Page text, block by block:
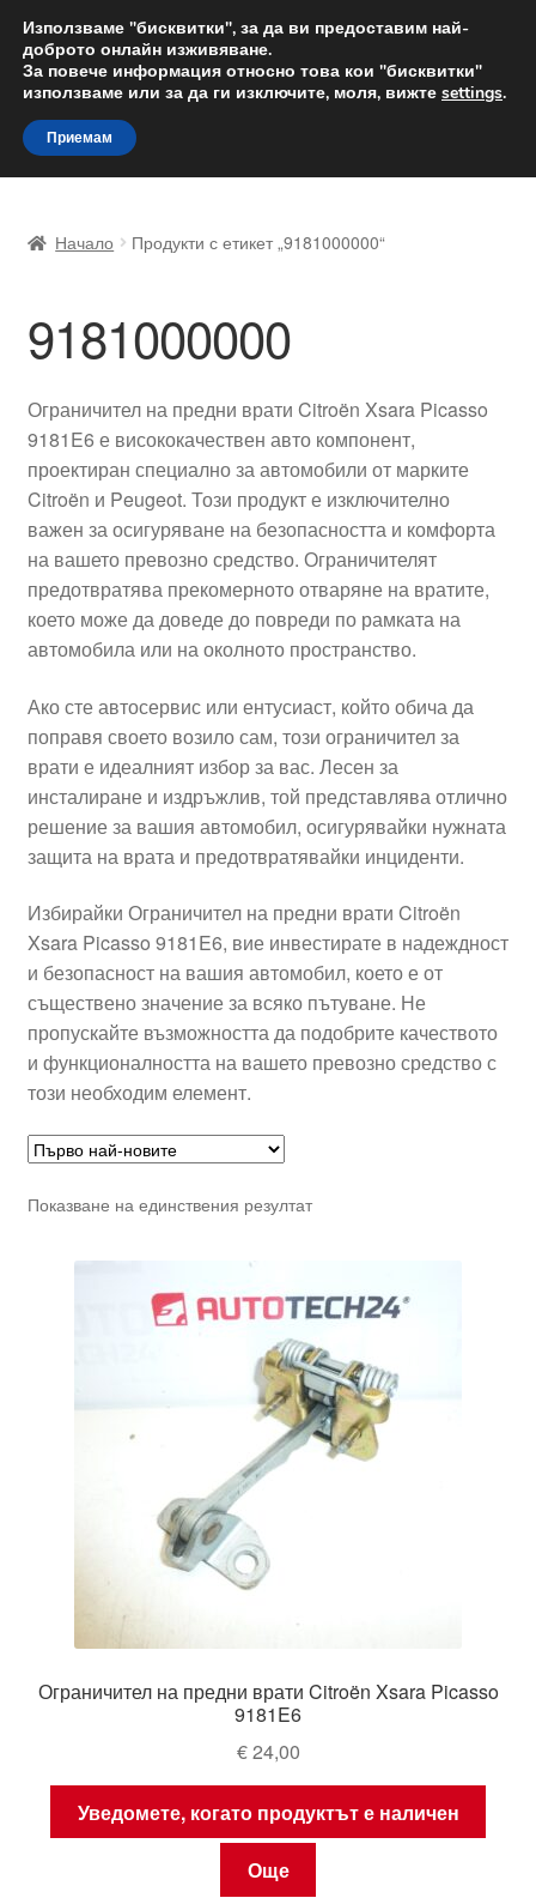
ДОСТАВКА от 12 лв.
Доставка по целия свят
Skip
to
navigation
Skip
to
content
Доставка по целия свят
Жалби
Количка
Контакт
Моята сметка
Плащанията
Политика за поверителност
Правила и условия
Процедура за рекламации
Транспорт
Начало Продукти с етикет „9181000000“
9181000000
Ограничител на предни врати Citroën Xsara Picasso
9181E6 е висококачествен авто компонент,
проектиран специално за автомобили от марките
Citroën и Peugeot. Този продукт е изключително
важен за осигуряване на безопасността и комфорта
на вашето превозно средство. Ограничителят
предотвратява прекомерното отваряне на вратите,
което може да доведе до повреди по рамката на
автомобила или на околното пространство.
Ако сте автосервис или ентусиаст, който обича да
поправя своето возило сам, този ограничител за
врати е идеалният избор за вас. Лесен за
инсталиране и издръжлив, той представлява отлично
решение за вашия автомобил, осигурявайки нужната
защита на врата и предотвратявайки инциденти.
Избирайки Ограничител на предни врати Citroën
Xsara Picasso 9181E6, вие инвестирате в надеждност
и безопасност на вашия автомобил, което е от
съществено значение за всяко пътуване. Не
пропускайте възможността да подобрите качеството
и функционалността на вашето превозно средство с
този необходим елемент.
Показване на единствения резултат
Ограничител на предни врати Citroën Xsara Picasso
9181E6
€24,00
Уведомете, когато продуктът е наличен
Още
Използваме "бисквитки", за да ви предоставим най-
доброто онлайн изживяване.
За повече информация относно това кои "бисквитки"
използваме или за да ги изключите, моля, вижте settings.
Приемам